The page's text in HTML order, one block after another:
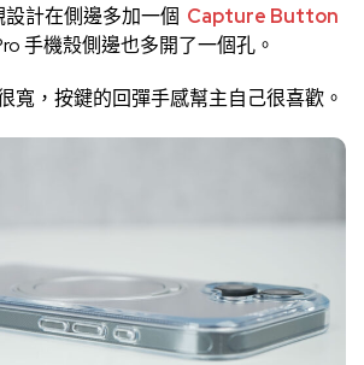
設計在側邊多加一個 Capture Button
手機殼側邊也多開了一個孔。
寬，按鍵的回彈手感幫主自己很喜歡。